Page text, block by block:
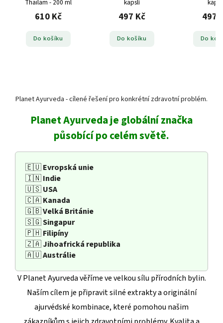
Thailam - 200 ml
610 Kč
Do košíku
kapslí
497 Kč
Do košíku
kapslí
497
Do
Planet Ayurveda - cílené řešení pro konkrétní zdravotní problém.
Planet Ayurveda je globální značka
působící po celém světě.
🇪🇺Evropská unie
🇮🇳Indie
🇺🇸USA
🇨🇦Kanada
🇬🇧Velká Británie
🇸🇬Singapur
🇵🇭Filipíny
🇿🇦Jihoafrická republika
🇦🇺Austrálie
V Planet Ayurveda věříme ve velkou sílu přírodních bylin.
Naším cílem je připravit silné extrakty a originální
ajurvédské kombinace, které pomohou našim